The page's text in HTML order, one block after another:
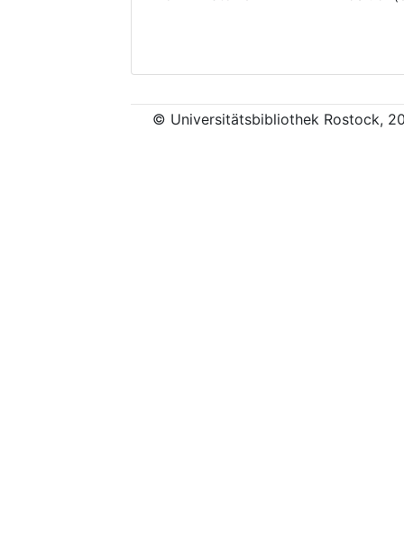
© Universitätsbibliothek Rostock,